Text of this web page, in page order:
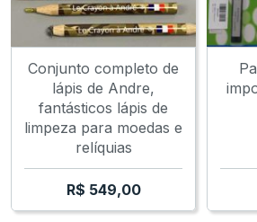
Conjunto completo de
lápis de Andre,
fantásticos lápis de
limpeza para moedas e
relíquias
R$ 549,00